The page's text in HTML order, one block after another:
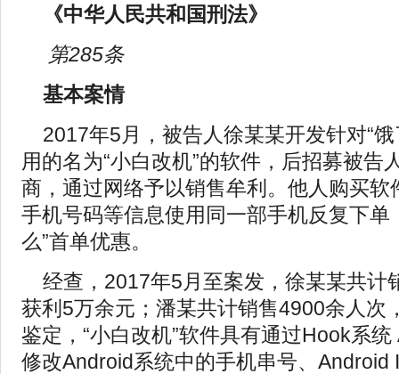
《中华人民共和国刑法》
第285条
基本案情
2017年5月，被告人徐某某开发针对“
用的名为“小白改机”的软件，后招募被告
商，通过网络予以销售牟利。他人购买软
手机号码等信息使用同一部手机反复下单
么”首单优惠。
经查，2017年5月至案发，徐某某共计
获利5万余元；潘某共计销售4900余人次
鉴定，“小白改机”软件具有通过Hook系
修改Android系统中的手机串号、Android